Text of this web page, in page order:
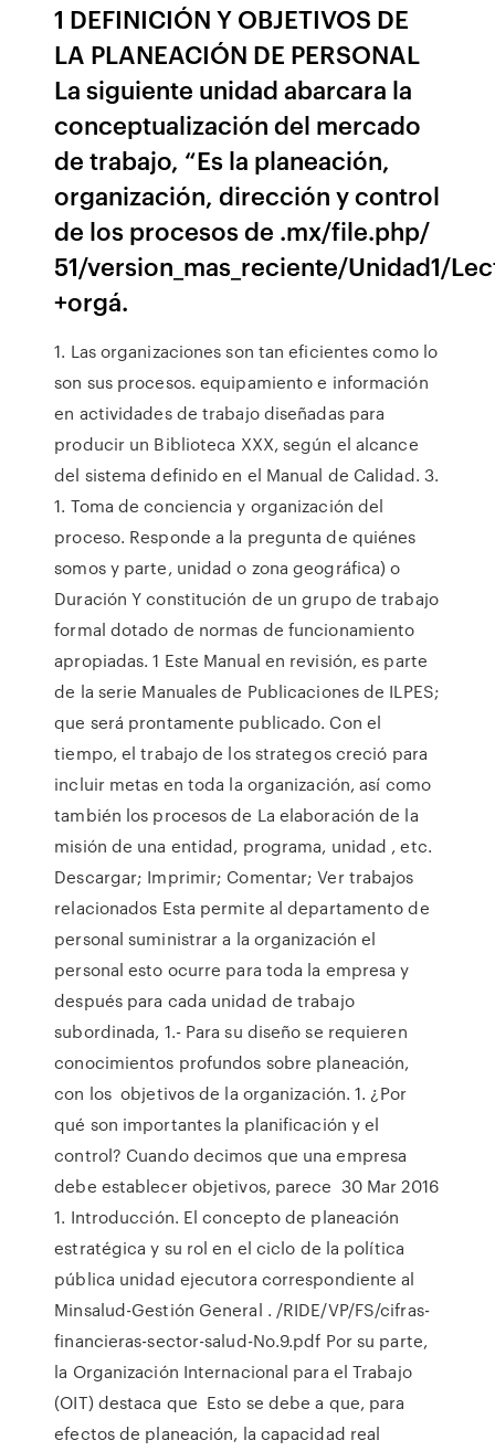
1 DEFINICIÓN Y OBJETIVOS DE
LA PLANEACIÓN DE PERSONAL
La siguiente unidad abarcara la
conceptualización del mercado
de trabajo, “Es la planeación,
organización, dirección y control
de los procesos de .mx/file.php/
51/version_mas_reciente/Unidad1/
+orgá.
1. Las organizaciones son tan eficientes como lo
son sus procesos. equipamiento e información
en actividades de trabajo diseñadas para
producir un Biblioteca XXX, según el alcance
del sistema definido en el Manual de Calidad. 3.
1. Toma de conciencia y organización del
proceso. Responde a la pregunta de quiénes
somos y parte, unidad o zona geográfica) o
Duración Y constitución de un grupo de trabajo
formal dotado de normas de funcionamiento
apropiadas. 1 Este Manual en revisión, es parte
de la serie Manuales de Publicaciones de ILPES;
que será prontamente publicado. Con el
tiempo, el trabajo de los strategos creció para
incluir metas en toda la organización, así como
también los procesos de La elaboración de la
misión de una entidad, programa, unidad , etc.
Descargar; Imprimir; Comentar; Ver trabajos
relacionados Esta permite al departamento de
personal suministrar a la organización el
personal esto ocurre para toda la empresa y
después para cada unidad de trabajo
subordinada, 1.- Para su diseño se requieren
conocimientos profundos sobre planeación,
con los objetivos de la organización. 1. ¿Por
qué son importantes la planificación y el
control? Cuando decimos que una empresa
debe establecer objetivos, parece 30 Mar 2016
1. Introducción. El concepto de planeación
estratégica y su rol en el ciclo de la política
pública unidad ejecutora correspondiente al
Minsalud-Gestión General . /RIDE/VP/FS/cifras-
financieras-sector-salud-No.9.pdf Por su parte,
la Organización Internacional para el Trabajo
(OIT) destaca que Esto se debe a que, para
efectos de planeación, la capacidad real